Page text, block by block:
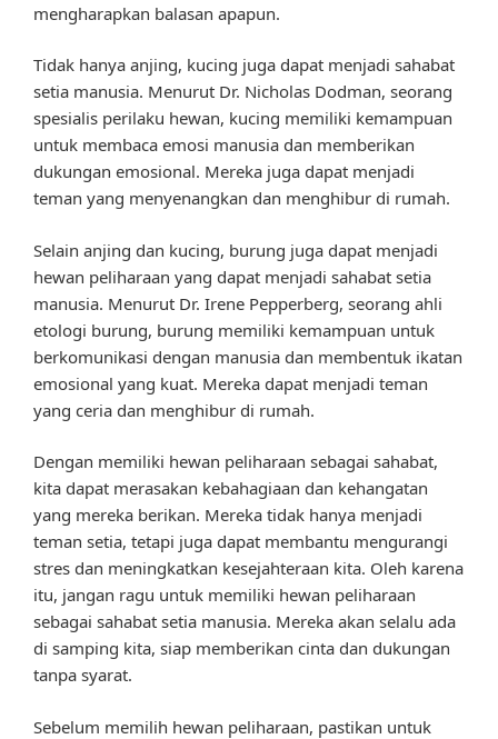
mengharapkan balasan apapun.
Tidak hanya anjing, kucing juga dapat menjadi sahabat
setia manusia. Menurut Dr. Nicholas Dodman, seorang
spesialis perilaku hewan, kucing memiliki kemampuan
untuk membaca emosi manusia dan memberikan
dukungan emosional. Mereka juga dapat menjadi
teman yang menyenangkan dan menghibur di rumah.
Selain anjing dan kucing, burung juga dapat menjadi
hewan peliharaan yang dapat menjadi sahabat setia
manusia. Menurut Dr. Irene Pepperberg, seorang ahli
etologi burung, burung memiliki kemampuan untuk
berkomunikasi dengan manusia dan membentuk ikatan
emosional yang kuat. Mereka dapat menjadi teman
yang ceria dan menghibur di rumah.
Dengan memiliki hewan peliharaan sebagai sahabat,
kita dapat merasakan kebahagiaan dan kehangatan
yang mereka berikan. Mereka tidak hanya menjadi
teman setia, tetapi juga dapat membantu mengurangi
stres dan meningkatkan kesejahteraan kita. Oleh karena
itu, jangan ragu untuk memiliki hewan peliharaan
sebagai sahabat setia manusia. Mereka akan selalu ada
di samping kita, siap memberikan cinta dan dukungan
tanpa syarat.
Sebelum memilih hewan peliharaan, pastikan untuk